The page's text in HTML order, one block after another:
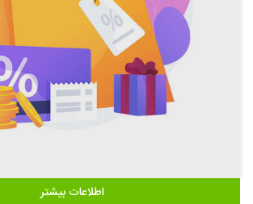
اطلاعات بیشتر